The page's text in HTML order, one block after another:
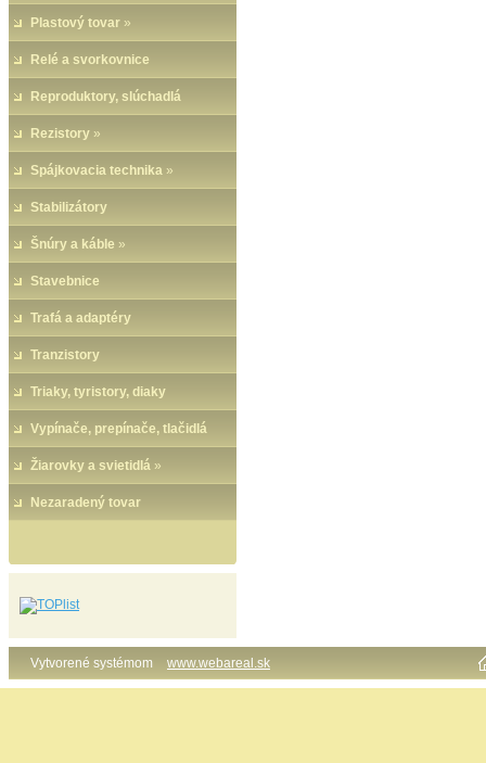
Plastový tovar »
Relé a svorkovnice
Reproduktory, slúchadlá
Rezistory »
Spájkovacia technika »
Stabilizátory
Šnúry a káble »
Stavebnice
Trafá a adaptéry
Tranzistory
Triaky, tyristory, diaky
Vypínače, prepínače, tlačidlá
Žiarovky a svietidlá »
Nezaradený tovar
Vytvorené systémom www.webareal.sk